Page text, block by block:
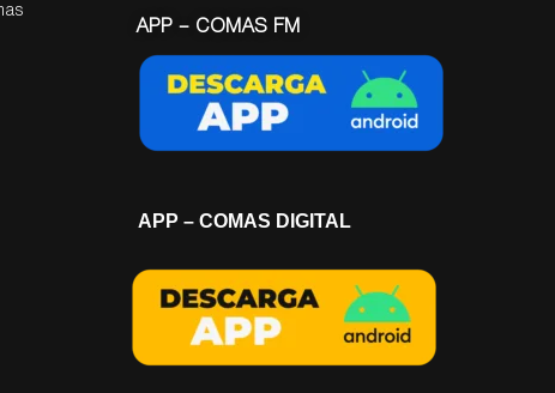
APP – COMAS FM
APP – COMAS DIGITAL